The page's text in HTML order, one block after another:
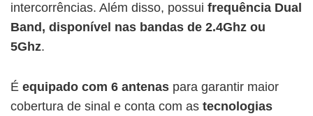
intercorrências. Além disso, possui frequência Dual
Band, disponível nas bandas de 2.4Ghz ou
5Ghz.
É equipado com 6 antenas para garantir maior
cobertura de sinal e conta com as tecnologias